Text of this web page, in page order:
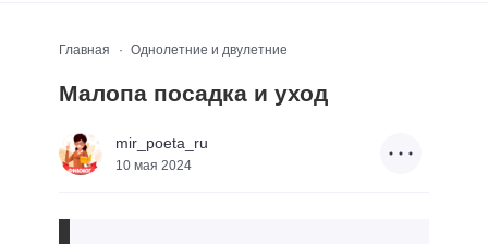
Главная Однолетние и двулетние
Малопа посадка и уход
mir_poeta_ru
10 мая 2024